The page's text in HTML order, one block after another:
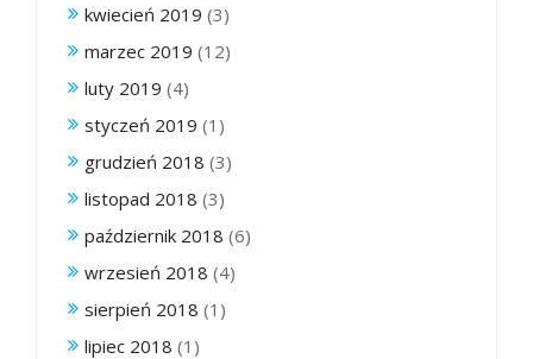
kwiecień 2019 (3)
marzec 2019 (12)
luty 2019 (4)
styczeń 2019 (1)
grudzień 2018 (3)
listopad 2018 (3)
październik 2018 (6)
wrzesień 2018 (4)
sierpień 2018 (1)
lipiec 2018 (1)